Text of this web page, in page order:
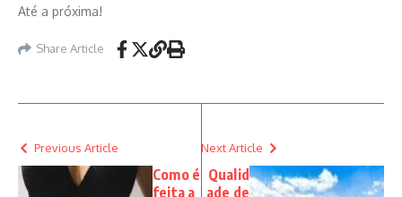
Até a próxima!
Share Article
Previous Article
Como é
feita a
Next Article
Qualid
ade de